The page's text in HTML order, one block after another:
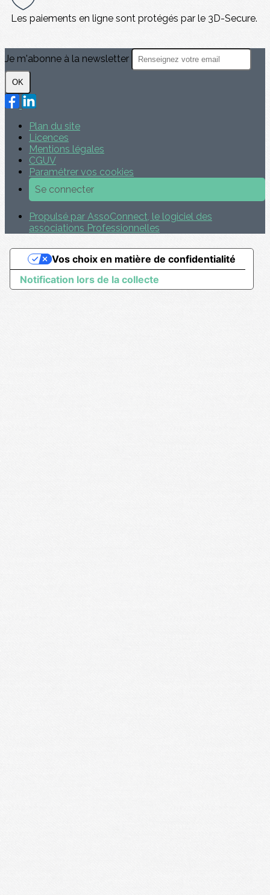
Les paiements en ligne sont protégés par le 3D-Secure.
Je m'abonne à la newsletter
OK
Plan du site
Licences
Mentions légales
CGUV
Paramétrer vos cookies
Se connecter
Propulsé par AssoConnect, le logiciel des
associations Professionnelles
Notification lors de la collecte
Vos choix en matière de confidentialité